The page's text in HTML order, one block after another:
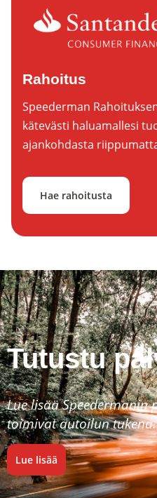
Rahoitus
Speederman
kätevästi haluamallesi
ajankohdasta
Hae rahoitusta
Tutustu
Lue lisää Speedermanin
toimivat autoilun tukena.
Lue lisää